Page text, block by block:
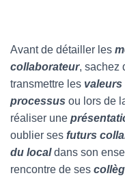
Avant de détailler les
collaborateur, sachez
transmettre les valeurs
processus ou lors de
réaliser une
oublier ses futurs
du localdans son
rencontre de ses